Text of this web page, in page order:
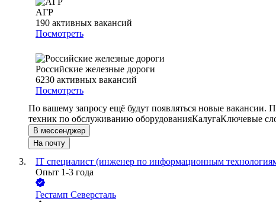
АГР
190 активных вакансий
Посмотреть
Российские железные дороги
6230 активных вакансий
Посмотреть
По вашему запросу ещё будут появляться новые вакансии.
техник по обслуживанию оборудованияКалугаКлючевые
В мессенджер
На почту
IT специалист (инженер по информационным
Опыт 1-3 года
Гестамп Северсталь